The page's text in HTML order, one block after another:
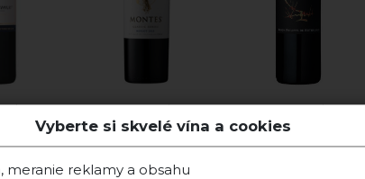
2022 Merlot
Skladom
2024 Merlot
Vyberte si skvelé vína a cookies
meranie reklamy a obsahu